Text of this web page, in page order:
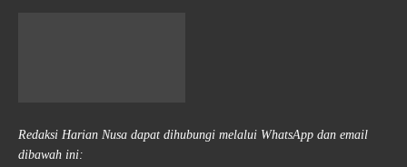
Redaksi Harian Nusa dapat dihubungi melalui WhatsApp dan email
dibawah ini: